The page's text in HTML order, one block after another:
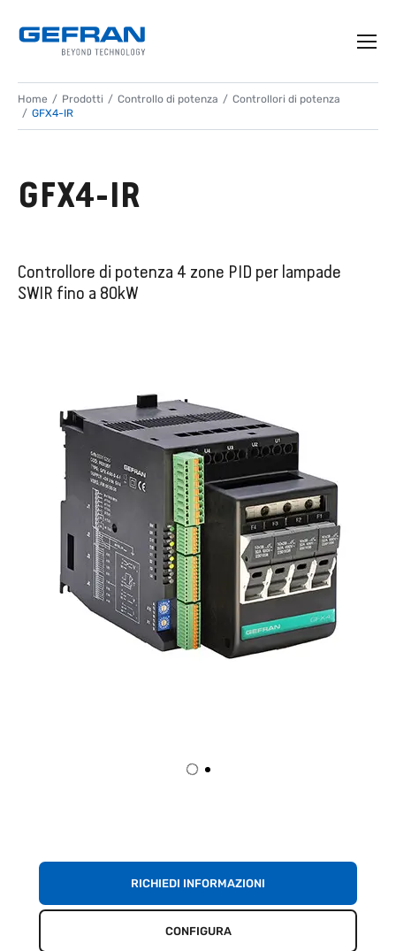
Home Prodotti Controllo di potenza
Controllori di potenza
GFX4-IR
GFX4-IR
Controllore di potenza 4 zone PID per lampade
SWIR fino a 80kW
RICHIEDI INFORMAZIONI
CONFIGURA